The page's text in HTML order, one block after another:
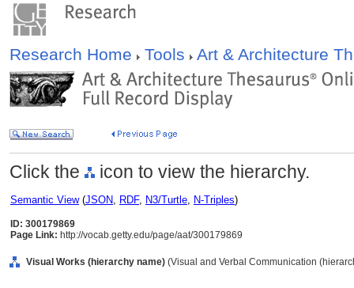
Research Home Tools Art & Architecture
Click the icon to view the hierarchy.
Semantic View(JSON, RDF, N3/Turtle, N-Triples)
ID: 300179869
Page Link: http://vocab.getty.edu/page/aat/300179869
Visual Works (hierarchy name) (Visual and Verbal Communication